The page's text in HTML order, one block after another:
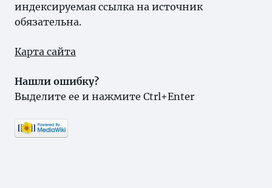
индексируемая ссылка на источник
обязательна.
Карта сайта
Нашли ошибку?
Выделите ее и нажмите Ctrl+Enter